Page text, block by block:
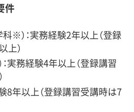
件
科※）：実務経験2年以上（登録
上）
実務経験4年以上（登録講習
8年以上（登録講習受講時は7